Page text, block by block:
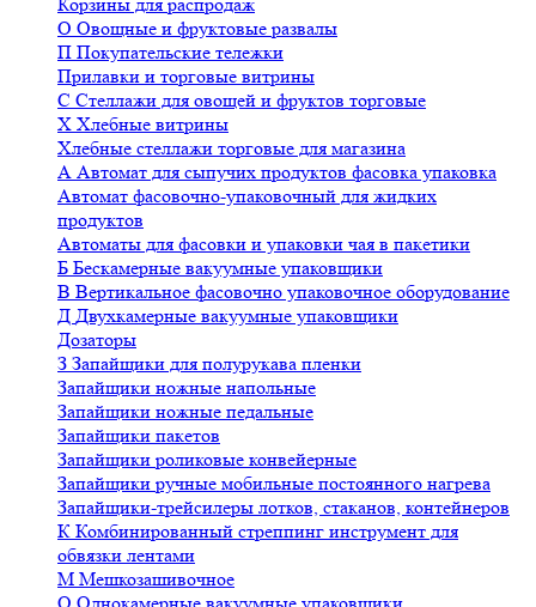
О Овощные и фруктовые развалы
П Покупательские тележки
Прилавки и торговые витрины
С Стеллажи для овощей и фруктов торговые
Х Хлебные витрины
Хлебные стеллажи торговые для магазина
А Автомат для сыпучих продуктов фасовка упаковка
Автомат фасовочно-упаковочный для жидких
продуктов
Автоматы для фасовки и упаковки чая в пакетики
Б Бескамерные вакуумные упаковщики
В Вертикальное фасовочно упаковочное оборудование
Д Двухкамерные вакуумные упаковщики
Дозаторы
З Запайщики для полурукава пленки
Запайщики ножные напольные
Запайщики ножные педальные
Запайщики пакетов
Запайщики роликовые конвейерные
Запайщики ручные мобильные постоянного нагрева
Запайщики-трейсилеры лотков, стаканов, контейнеров
К Комбинированный стреппинг инструмент для
обвязки лентами
М Мешкозашивочное